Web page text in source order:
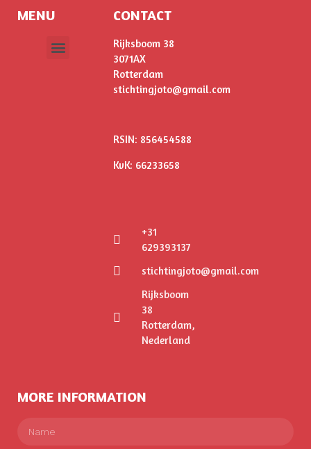
MENU CONTACT
Rijksboom 38
3071AX
Rotterdam
stichtingjoto@gmail.com
RSIN: 856454588
KvK: 66233658
+31
629393137
stichtingjoto@gmail.com
Rijksboom
38
Rotterdam,
Nederland
MORE INFORMATION